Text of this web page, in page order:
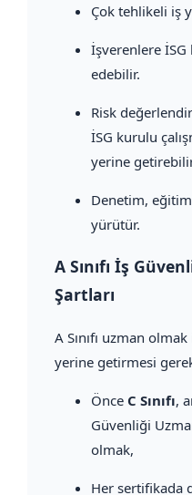
Çok tehlikeli iş
İşverenlere
edebilir.
Risk
İSG kurulu
yerine
Denetim,
yürütür.
A Sınıfı İş
Şartları
A Sınıfı uzman
yerine getirmesi
Önce C Sınıfı,
Güvenliği
olmak,
Her sertifikada